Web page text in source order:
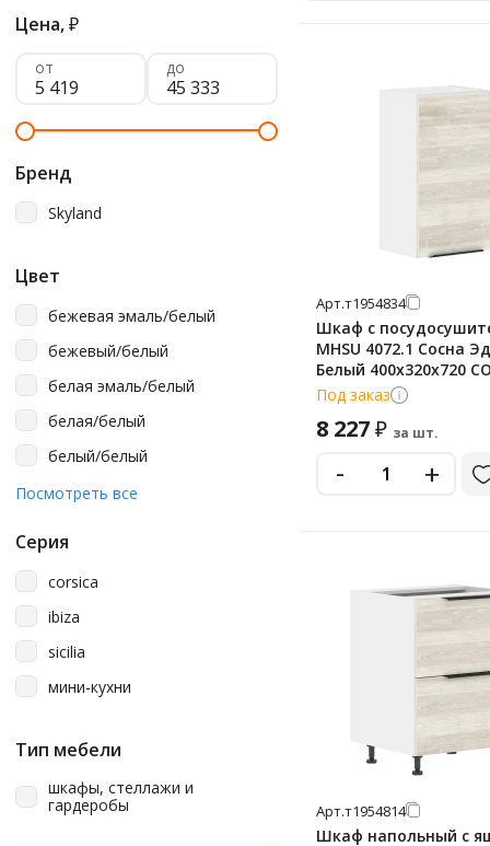
Цена,₽
от до
Бренд
Skyland
Цвет
бежевая эмаль/белый
бежевый/белый
белая эмаль/белый
белая/белый
белый/белый
бук тиара
Посмотреть все
Серия
corsica
ibiza
sicilia
мини-кухни
Тип мебели
шкафы, стеллажи и
гардеробы
Арт.т1954834
Шкаф с
MHSU 4072.1 Сосна
Белый 400х320х720
Под заказ
8 227₽ за шт.
- +
Арт.т1954814
Шкаф напольный с